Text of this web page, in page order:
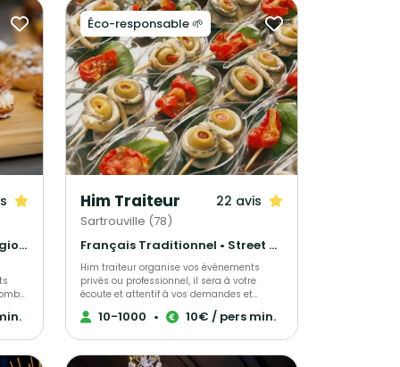
Gastronomique • Cuisine régionale • Français Traditionnel
Éco-responsable 🌱
Him Traiteur 22 avis
Sartrouville (78)
Français Traditionnel • Street Food • Wedding Cake
Him traiteur organise vos événements
privés ou professionnel, il sera à votre
écoute et attentif à vos demandes et
exigences pour le succès de votre projet. Il
vous fera découvrir un univers savoureux
10-1000 • 10€ / pers min.